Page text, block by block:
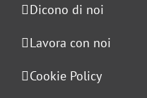
Dicono di noi
Lavora con noi
Cookie Policy